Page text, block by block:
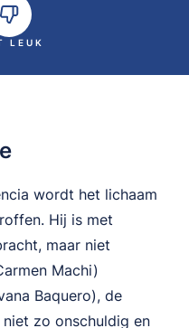
LEUK
wordt het lichaam
Hij is met
maar niet
Machi)
Baquero), de
zo onschuldig en